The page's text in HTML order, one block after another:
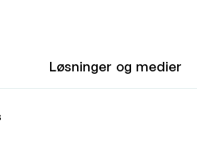
Løsninger og medier